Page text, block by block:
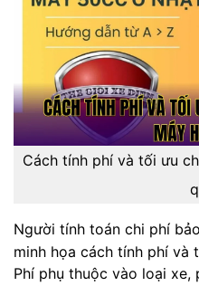
Cách tính phí và tối ưu
Người tính toán chi phí
minh họa cách tính phí và
Phí phụ thuộc vào loại xe,